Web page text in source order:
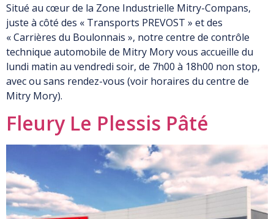
Situé au cœur de la Zone Industrielle Mitry-Compans,
juste à côté des « Transports PREVOST » et des
« Carrières du Boulonnais », notre centre de contrôle
technique automobile de Mitry Mory vous accueille du
lundi matin au vendredi soir, de 7h00 à 18h00 non stop,
avec ou sans rendez-vous (voir horaires du centre de
Mitry Mory).
Fleury Le Plessis Pâté